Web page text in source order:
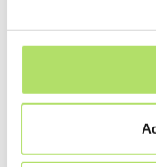
Il riconoscimento è
giorno si impegnano
e delle sue